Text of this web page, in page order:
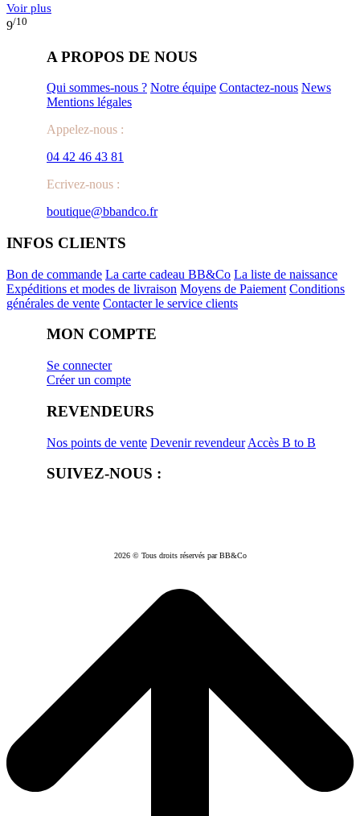
Voir plus
9/10
A PROPOS DE NOUS
Qui sommes-nous ? Notre équipe Contactez-nous News
Mentions légales
Appelez-nous :
04 42 46 43 81
Ecrivez-nous :
boutique@bbandco.fr
INFOS CLIENTS
Bon de commande La carte cadeau BB&Co La liste de naissance
Expéditions et modes de livraison Moyens de Paiement Conditions
générales de vente Contacter le service clients
MON COMPTE
Se connecter
Créer un compte
REVENDEURS
Nos points de vente Devenir revendeur Accès B to B
SUIVEZ-NOUS :
2026 © Tous droits réservés par BB&Co